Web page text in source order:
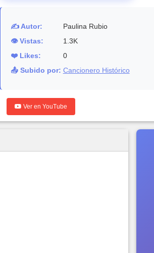
✍️ Autor:
Paulina Rubio
👁️ Vistas:
1.3K
❤️ Likes:
0
📤 Subido por: Cancionero Histórico
Ver en YouTube